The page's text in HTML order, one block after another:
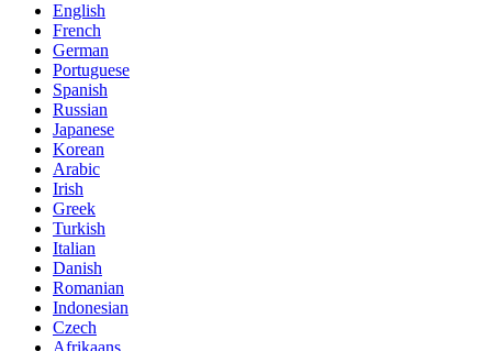
English
French
German
Portuguese
Spanish
Russian
Japanese
Korean
Arabic
Irish
Greek
Turkish
Italian
Danish
Romanian
Indonesian
Czech